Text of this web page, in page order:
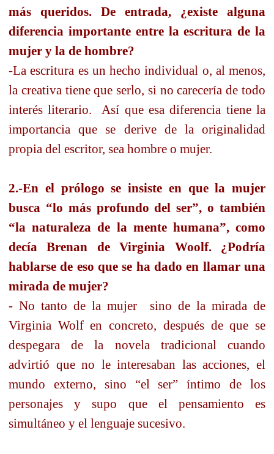
más queridos. De entrada, ¿existe alguna
diferencia importante entre la escritura de la
mujer y la de hombre?
-La escritura es un hecho individual o, al menos,
la creativa tiene que serlo, si no carecería de todo
interés literario.
Así que esa diferencia tiene la
importancia que se derive de la originalidad
propia del escritor, sea hombre o mujer.
2.-En el prólogo se insiste en que la mujer
busca “lo más profundo del ser”, o también
“la naturaleza de la mente humana”, como
decía Brenan de Virginia Woolf. ¿Podría
hablarse de eso que se ha dado en llamar una
mirada de mujer?
- No tanto de la mujer
sino de la mirada de
Virginia Wolf en concreto, después de que se
despegara de la novela tradicional cuando
advirtió que no le interesaban las acciones, el
mundo externo, sino “el ser” íntimo de los
personajes y supo que el pensamiento es
simultáneo y el lenguaje sucesivo.